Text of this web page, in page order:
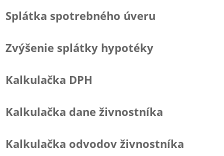
Splátka spotrebného úveru
Zvýšenie splátky hypotéky
Kalkulačka DPH
Kalkulačka dane živnostníka
Kalkulačka odvodov živnostníka